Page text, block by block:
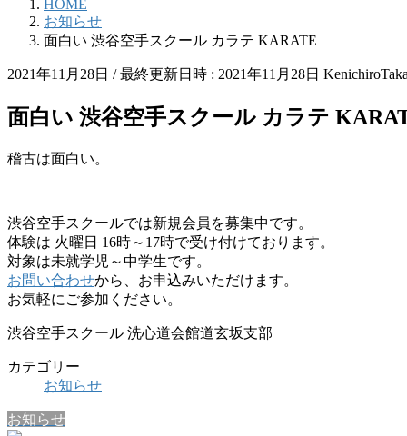
HOME
お知らせ
面白い 渋谷空手スクール カラテ KARATE
2021年11月28日 / 最終更新日時 : 2021年11月28日
面白い 渋谷空手スクール カラテ
稽古は面白い。
渋谷空手スクールでは新規会員を募集中です。
体験は 火曜日 16時～17時で受け付けております。
対象は未就学児～中学生です。
お問い合わせから、お申込みいただけます。
お気軽にご参加ください。
渋谷空手スクール 洗心道会館道玄坂支部
カテゴリー
お知らせ
お知らせ